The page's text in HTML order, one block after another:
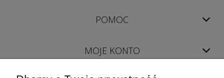
POMOC
MOJE KONTO